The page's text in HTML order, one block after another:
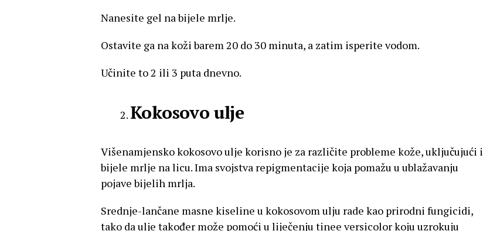
Nanesite gel na bijele mrlje.
Ostavite ga na koži barem 20 do 30 minuta, a zatim isperite vodom.
Učinite to 2 ili 3 puta dnevno.
Kokosovo ulje
Višenamjensko kokosovo ulje korisno je za različite probleme kože, uključujući i
bijele mrlje na licu. Ima svojstva repigmentacije koja pomažu u ublažavanju
pojave bijelih mrlja.
Srednje-lančane masne kiseline u kokosovom ulju rade kao prirodni fungicidi,
tako da ulje također može pomoći u liječenju tinee versicolor koju uzrokuju